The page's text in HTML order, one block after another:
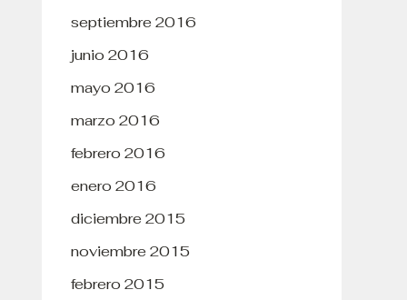
septiembre 2016
junio 2016
mayo 2016
marzo 2016
febrero 2016
enero 2016
diciembre 2015
noviembre 2015
febrero 2015